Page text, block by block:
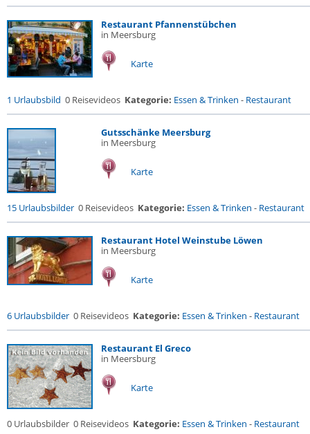
Restaurant Pfannenstübchen
in Meersburg
Karte
1 Urlaubsbild 0 Reisevideos Kategorie: Essen & Trinken - Restaurant
Gutsschänke Meersburg
in Meersburg
Karte
15 Urlaubsbilder 0 Reisevideos Kategorie: Essen & Trinken - Restaurant
Restaurant Hotel Weinstube Löwen
in Meersburg
Karte
6 Urlaubsbilder 0 Reisevideos Kategorie: Essen & Trinken - Restaurant
Restaurant El Greco
in Meersburg
Karte
0 Urlaubsbilder 0 Reisevideos Kategorie: Essen & Trinken - Restaurant